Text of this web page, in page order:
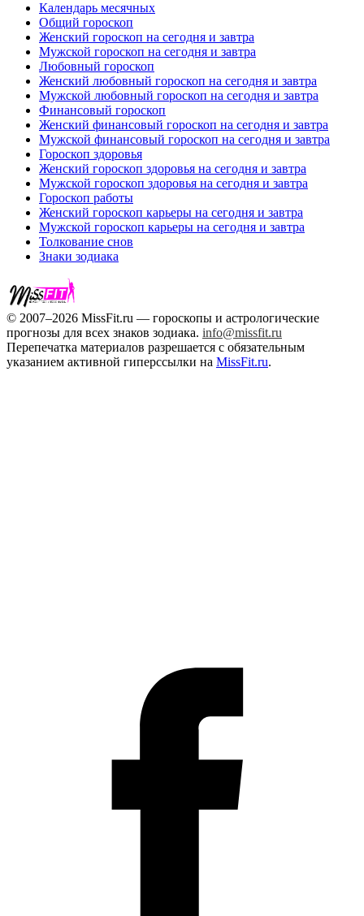
Календарь месячных
Общий гороскоп
Женский гороскоп на сегодня и завтра
Мужской гороскоп на сегодня и завтра
Любовный гороскоп
Женский любовный гороскоп на сегодня и завтра
Мужской любовный гороскоп на сегодня и завтра
Финансовый гороскоп
Женский финансовый гороскоп на сегодня и завтра
Мужской финансовый гороскоп на сегодня и завтра
Гороскоп здоровья
Женский гороскоп здоровья на сегодня и завтра
Мужской гороскоп здоровья на сегодня и завтра
Гороскоп работы
Женский гороскоп карьеры на сегодня и завтра
Мужской гороскоп карьеры на сегодня и завтра
Толкование снов
Знаки зодиака
© 2007–2026 MissFit.ru — гороскопы и астрологические
прогнозы для всех знаков зодиака. info@missfit.ru
Перепечатка материалов разрешается с обязательным
указанием активной гиперссылки на MissFit.ru.